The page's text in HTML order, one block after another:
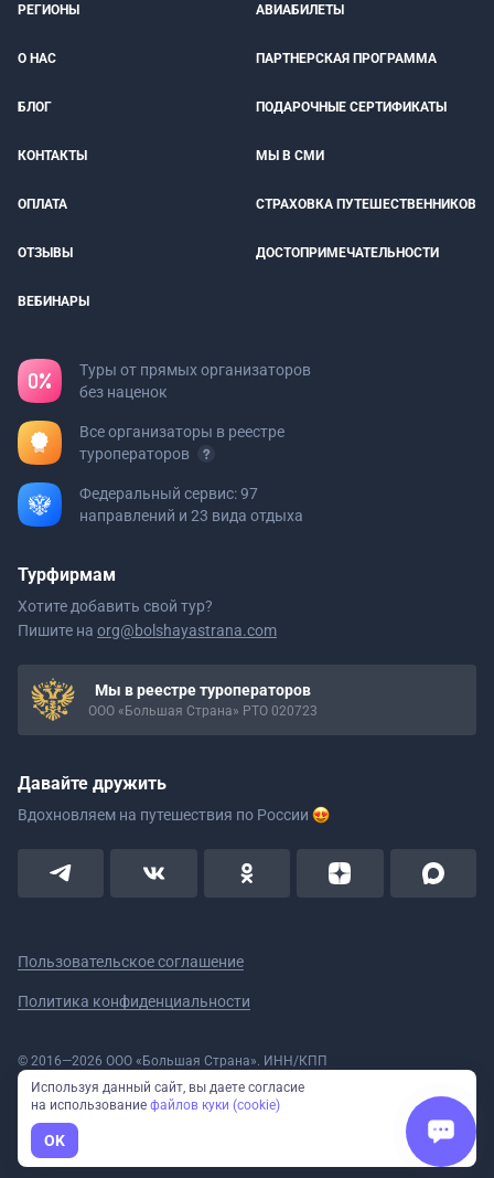
РЕГИОНЫ АВИАБИЛЕТЫ
О НАС ПАРТНЕРСКАЯ ПРОГРАММА
БЛОГ ПОДАРОЧНЫЕ СЕРТИФИКАТЫ
КОНТАКТЫ МЫ В СМИ
ОПЛАТА СТРАХОВКА ПУТЕШЕСТВЕННИКОВ
ОТЗЫВЫ ДОСТОПРИМЕЧАТЕЛЬНОСТИ
ВЕБИНАРЫ
Туры от прямых организаторов
без наценок
Все организаторы в реестре
туроператоров
Федеральный сервис: 97
направлений и 23 вида отдыха
Турфирмам
Хотите добавить свой тур?
Пишите на org@bolshayastrana.com
Мы в реестре туроператоров
ООО «Большая Страна» РТО 020723
Давайте дружить
Вдохновляем на путешествия по России
Пользовательское соглашение
Политика конфиденциальности
© 2016—2026 ООО «Большая Страна». ИНН/КПП
5908078160/590801001 ОГРН 1185958020533
Номер в реестре Роскомнадзора № 59-18-006319 (Приказ № 321 от
11.10.2018)
Полное или частичное копирование изображений и текстов возможно
только с указанием активной ссылки на сайт Большая Страна.
Используя данный сайт, вы даете согласие
на использование файлов куки (cookie)
OK